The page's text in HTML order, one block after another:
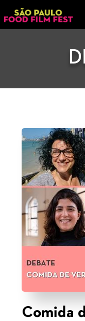
Comida